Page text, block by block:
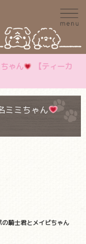
ゃん
【ティーカ
ミミちゃん
騎士君とメイビちゃん